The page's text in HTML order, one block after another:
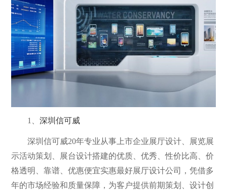
1、深圳信可威
深圳信可威20年专业从事上市企业展厅设计、展览展
示活动策划、展台设计搭建的优质、优秀、性价比高、价
格透明、靠谱、优惠便宜实惠最好展厅设计公司，凭借多
年的市场经验和质量保障，为客户提供前期策划、设计创